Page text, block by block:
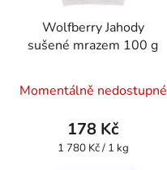
Wolfberry Jahody
sušené mrazem 100 g
Momentálně nedostupné
178 Kč
Měrná
1 780 Kč / 1 kg